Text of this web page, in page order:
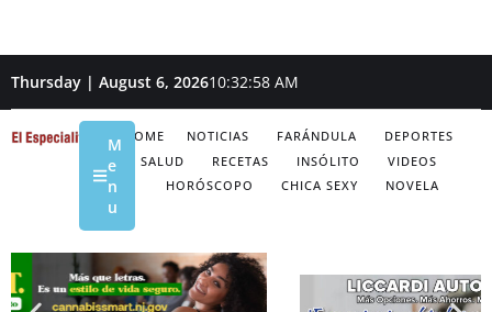
Thursday | August 6, 202610:32:59 AM
HOME NOTICIAS FARÁNDULA
DEPORTES
SALUD
RECETAS INSÓLITO
VIDEOS
HORÓSCOPO
CHICA SEXY NOVELA
M
e
n
u